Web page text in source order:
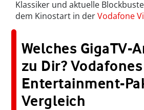
Klassiker und aktuelle
dem Kinostart in derVodafone
Welches GigaTV-
zu Dir? Vodafones
Entertainment-
Vergleich